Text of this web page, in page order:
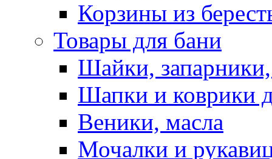
Корзины из
Товары для бани
Шайки,
Шапки и коврики
Веники, масла
Мочалки и